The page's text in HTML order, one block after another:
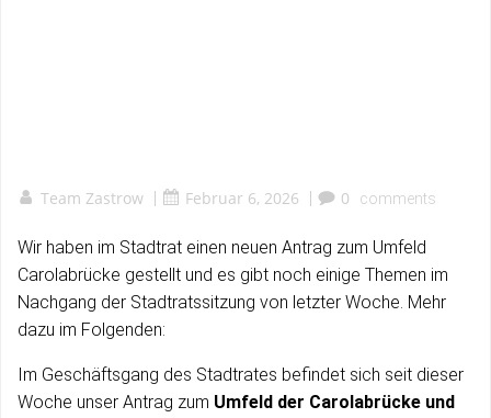
Team Zastrow | Februar 6, 2026 | 0 comments
Wir haben im Stadtrat einen neuen Antrag zum Umfeld
Carolabrücke gestellt und es gibt noch einige Themen im
Nachgang der Stadtratssitzung von letzter Woche. Mehr
dazu im Folgenden:
Im Geschäftsgang des Stadtrates befindet sich seit dieser
Woche unser Antrag zum Umfeld der Carolabrücke und